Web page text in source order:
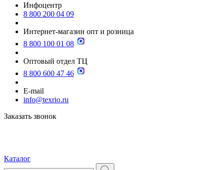
Инфоцентр
8 800 200 04 09
Интернет-магазин опт и розница
8 800 100 01 08
Оптовый отдел ТЦ
8 800 600 47 46
E-mail
info@texrio.ru
Заказать звонок
Каталог